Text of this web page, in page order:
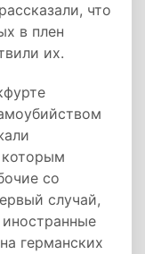
что
в плен
их.
которым
со
случай,
германских